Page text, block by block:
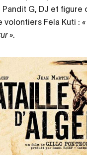
Pandit G, DJ et figure
volontiers Fela Kuti :
».